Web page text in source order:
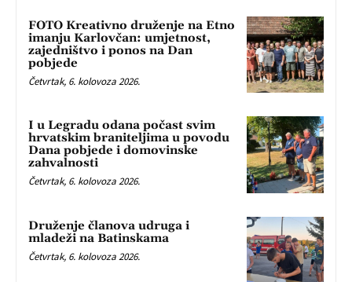
FOTO Kreativno druženje na Etno
imanju Karlovčan: umjetnost,
zajedništvo i ponos na Dan
pobjede
Četvrtak, 6. kolovoza 2026.
I u Legradu odana počast svim
hrvatskim braniteljima u povodu
Dana pobjede i domovinske
zahvalnosti
Četvrtak, 6. kolovoza 2026.
Druženje članova udruga i
mladeži na Batinskama
Četvrtak, 6. kolovoza 2026.